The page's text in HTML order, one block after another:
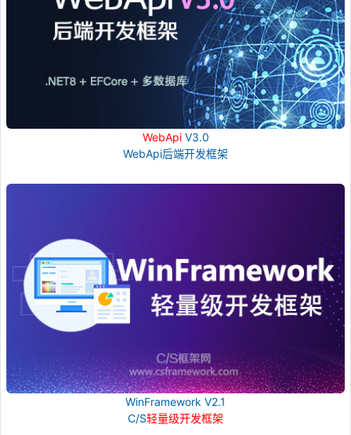
WebApiV3.0
WebApi后端开发框架
WinFramework V2.1
C/S轻量级开发框架